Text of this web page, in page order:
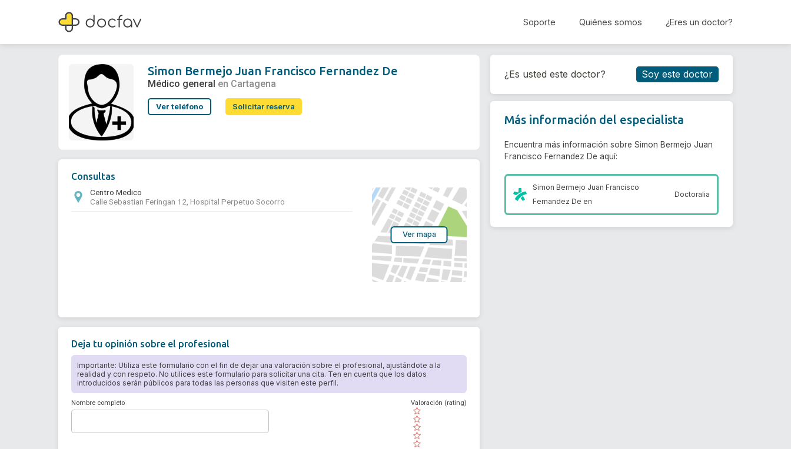
Soporte Quiénes somos ¿Eres un doctor?
Simon Bermejo Juan Francisco Fernandez De
Médico general
Reservar cita
Simon Bermejo Juan Francisco Fernandez De
Médico general en Cartagena
Ver teléfono Solicitar reserva
Consultas
Centro Medico
Calle Sebastian Feringan 12, Hospital Perpetuo Socorro
Ver mapa
Deja tu opinión sobre el profesional
Importante: Utiliza este formulario con el fin de dejar una valoración sobre el profesional, ajustándote a la
realidad y con respeto. No utilices este formulario para solicitar una cita. Ten en cuenta que los datos
introducidos serán públicos para todas las personas que visiten este perfil.
Nombre completo
( )
( )
( )
( )
( )
Valoración (rating)
¿Es usted este doctor? Soy este doctor
Más información del especialista
Encuentra más información sobre Simon Bermejo Juan
Francisco Fernandez De aquí:
Simon Bermejo Juan Francisco
Fernandez De en
Doctoralia